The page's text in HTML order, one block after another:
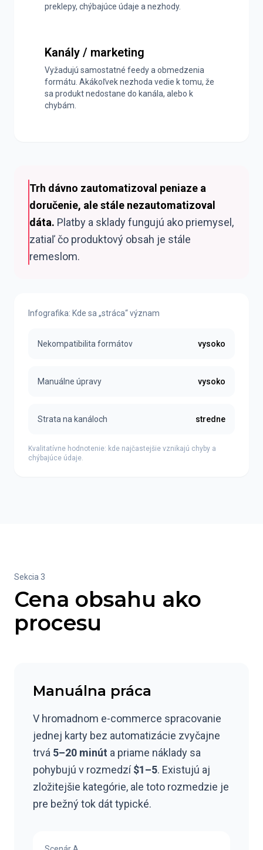
preklepy, chýbajúce údaje a nezhody.
Kanály / marketing
Vyžadujú samostatné feedy a obmedzenia
formátu. Akákoľvek nezhoda vedie k tomu, že
sa produkt nedostane do kanála, alebo k
chybám.
Trh dávno zautomatizoval peniaze a
doručenie, ale stále nezautomatizoval
dáta. Platby a sklady fungujú ako priemysel,
zatiaľ čo produktový obsah je stále
remeslom.
Infografika: Kde sa „stráca“ význam
Nekompatibilita formátov vysoko
Manuálne úpravy vysoko
Strata na kanáloch stredne
Kvalitatívne hodnotenie: kde najčastejšie vznikajú chyby a
chýbajúce údaje.
Sekcia 3
Cena obsahu ako
procesu
Manuálna práca
V hromadnom e-commerce spracovanie
jednej karty bez automatizácie zvyčajne
trvá 5–20 minút a priame náklady sa
pohybujú v rozmedzí$1–5. Existujú aj
zložitejšie kategórie, ale toto rozmedzie je
pre bežný tok dát typické.